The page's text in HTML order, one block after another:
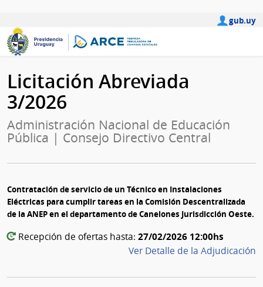
gub.uy
Licitación Abreviada
3/2026
Administración Nacional de Educación
Pública | Consejo Directivo Central
Contratación de servicio de un Técnico en Instalaciones
Eléctricas para cumplir tareas en la Comisión Descentralizada
de la ANEP en el departamento de Canelones Jurisdicción Oeste.
Recepción de ofertas hasta: 27/02/2026 12:00hs
Ver Detalle de la Adjudicación